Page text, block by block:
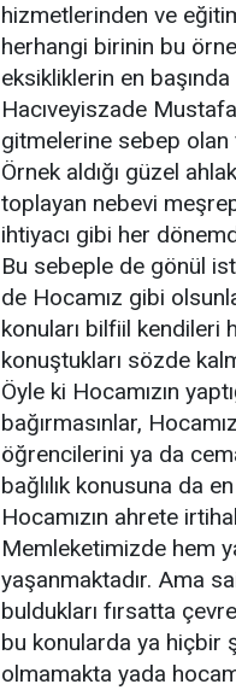
hizmetlerinden ve
herhangi birinin bu
eksikliklerin en
Hacıveyiszade
gitmelerine sebep olan
Örnek aldığı güzel
toplayan nebevi
ihtiyacı gibi her
Bu sebeple de gönül
de Hocamız gibi
konuları bilfiil kendileri
konuştukları sözde
Öyle ki Hocamızın
bağırmasınlar,
öğrencilerini ya da
bağlılık konusuna da
Hocamızın ahrete
Memleketimizde hem
yaşanmaktadır. Ama
buldukları fırsatta
bu konularda ya hiçbir
olmamakta yada